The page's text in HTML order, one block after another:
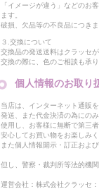
「イメージが違う」などのお
ます。
破損、欠品等の不良品につき
３.交換について
交換品の発送送料はクラッセ
交換の際に、色のご相談も承り
個人情報のお取り
当店は、インターネット通販
発送、また代金決済の為にのみ
使用し、お客様に無断で第三
安心してお買い物をお楽しみく
また個人情報開示・訂正およ
但し、警察・裁判所等法的機
運営会社：株式会社クラッセ：